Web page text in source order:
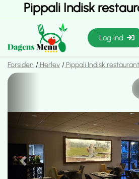
Pippali Indisk
Log ind
Forsiden Herlev Pippali Indisk
Previous